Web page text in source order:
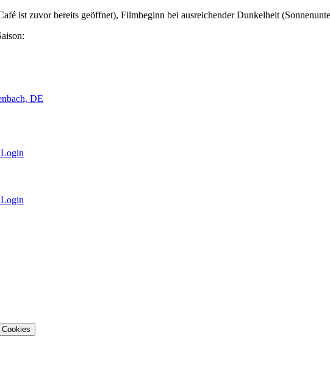
ist zuvor bereits geöffnet), Filmbeginn bei ausreichender Dunkelheit
DE
Cookies